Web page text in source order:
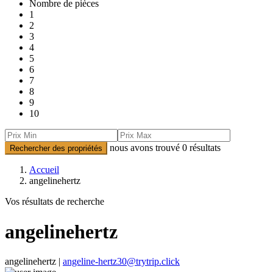
Nombre de pièces
1
2
3
4
5
6
7
8
9
10
Rechercher des propriétés nous avons trouvé 0 résultats
Accueil
angelinehertz
Vos résultats de recherche
angelinehertz
angelinehertz | angeline-hertz30@trytrip.click